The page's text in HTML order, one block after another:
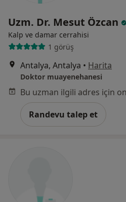
Uzm. Dr. Mesut Özcan
Kalp ve damar cerrahisi
1 görüş
Antalya, Antalya • Harita
Doktor muayenehanesi
Randevu talep et